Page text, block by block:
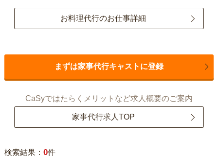
お料理代行のお仕事詳細
まずは家事代行キャストに登録
CaSyではたらくメリットなど求人概要のご案内
家事代行求人TOP
検索結果： 0件